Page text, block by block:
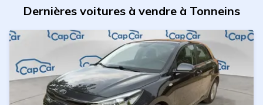
Dernières voitures à vendre à Tonneins